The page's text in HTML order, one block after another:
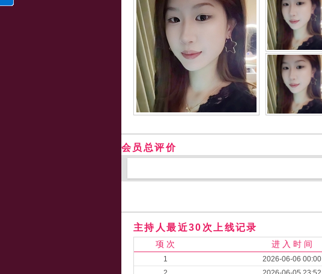
会员总评价
主持人最近30次上线记录
项 次 进 入 时 间
1 2026-06-06 00:00